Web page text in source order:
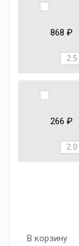
868 ₽
266 ₽
В корзину